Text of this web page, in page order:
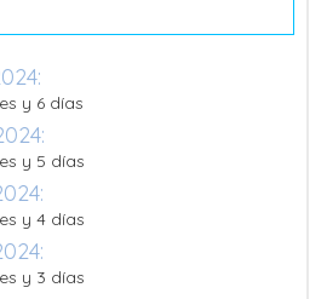
y 6 días
y 5 días
y 4 días
y 3 días